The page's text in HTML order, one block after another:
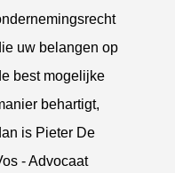
uw belangen op
best mogelijke
behartigt,
is Pieter De
- Advocaat